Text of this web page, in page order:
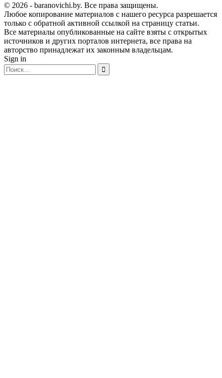
© 2026 - baranovichi.by. Все права защищены.
Любое копирование материалов с нашего ресурса разрешается
только с обратной активной ссылкой на страницу статьи.
Все материалы опубликованные на сайте взяты с открытых
источников и других порталов интернета, все права на
авторство принадлежат их законным владельцам.
Sign in